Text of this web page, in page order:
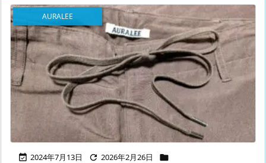
 2024年7月13日  2026年2月26日 
AURALEE